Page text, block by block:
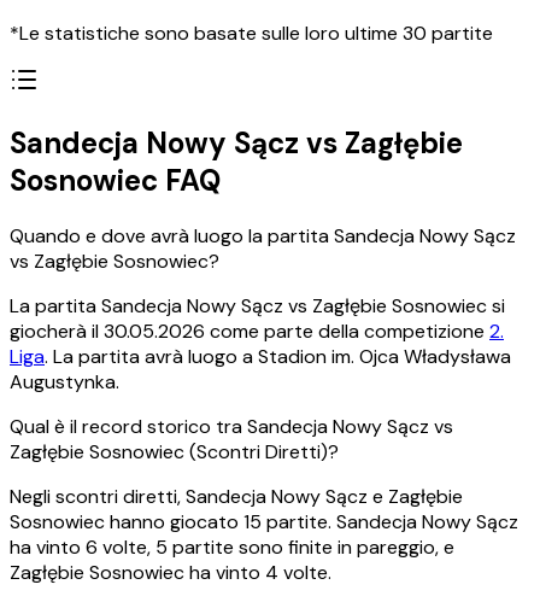
*Le statistiche sono basate sulle loro ultime 30 partite
Sandecja Nowy Sącz vs Zagłębie
Sosnowiec FAQ
Quando e dove avrà luogo la partita Sandecja Nowy Sącz
vs Zagłębie Sosnowiec?
La partita Sandecja Nowy Sącz vs Zagłębie Sosnowiec si
giocherà il 30.05.2026 come parte della competizione 2.
Liga. La partita avrà luogo a Stadion im. Ojca Władysława
Augustynka.
Qual è il record storico tra Sandecja Nowy Sącz vs
Zagłębie Sosnowiec (Scontri Diretti)?
Negli scontri diretti, Sandecja Nowy Sącz e Zagłębie
Sosnowiec hanno giocato 15 partite. Sandecja Nowy Sącz
ha vinto 6 volte, 5 partite sono finite in pareggio, e
Zagłębie Sosnowiec ha vinto 4 volte.